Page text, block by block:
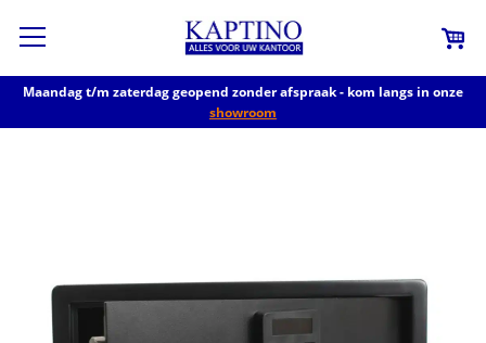
Maandag t/m zaterdag geopend zonder afspraak - kom langs in onze
showroom